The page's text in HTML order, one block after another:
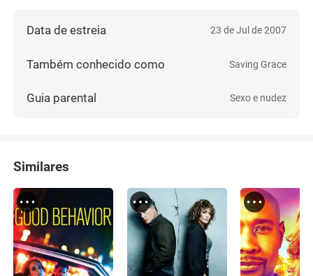
Data de estreia 23 de Jul de 2007
Também conhecido como Saving Grace
Guia parental Sexo e nudez
Similares